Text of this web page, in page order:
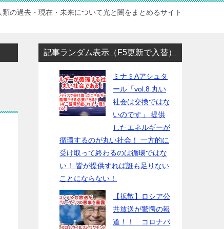
類の過去・現在・未来について光と闇をまとめるサイト
記事ランダム表示（F5更新で入替）
ミナミAアシュタ
ール「vol.8 丸い
社会は交換ではな
いのです」 提供
したエネルギーが
循環するのが丸い社会！ 一方的に
受け取って終わるのは循環ではな
い！ 皆が提供すれば誰も足りない
ことにならない！
【拡散】ロシア公
共放送が驚愕の報
道！！ コロナパ